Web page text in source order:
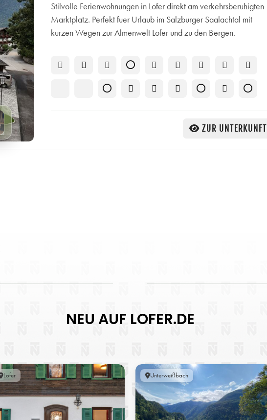
Stilvolle Ferienwohnungen in Lofer direkt am verkehrsberuhigten
Marktplatz. Perfekt fuer Urlaub im Salzburger Saalachtal mit
kurzen Wegen zur Almenwelt Lofer und zu den Bergen.
ZUR UNTERKUNFT
NEU AUF LOFER.DE
Lofer Unterweißbach